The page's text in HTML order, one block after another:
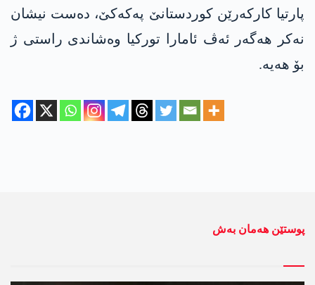
پارتیا كاركه‌رێن كوردستانێ په‌كه‌كێ، ده‌ست نیشان
نه‌كر هه‌گه‌ر ئه‌ڤ ئامارا توركیا وه‌شاندی راستی ژ
بۆ هه‌یه‌.
پوستێن ھەمان بەش